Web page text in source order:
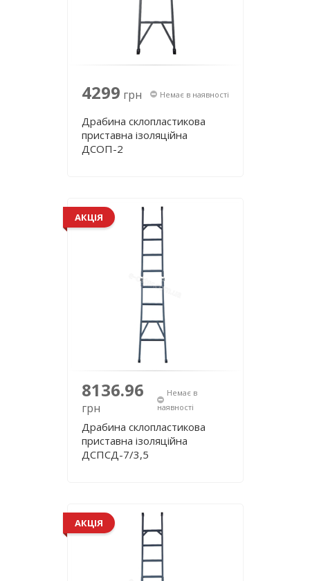
4299 грн Немає в наявності
Драбина склопластикова
приставна ізоляційна
ДСОП-2
АКЦІЯ
8136.96
грн
Немає в
наявності
Драбина склопластикова
приставна ізоляційна
ДСПСД-7/3,5
АКЦІЯ